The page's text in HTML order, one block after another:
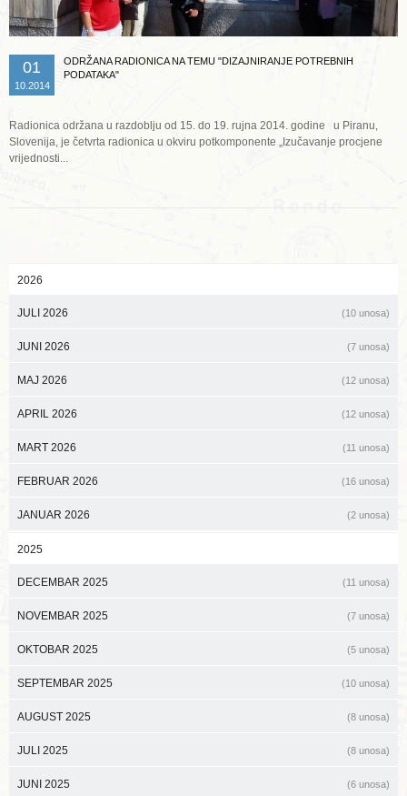
01
10.2014
ODRŽANA RADIONICA NA TEMU "DIZAJNIRANJE POTREBNIH
PODATAKA"
Radionica održana u razdoblju od 15. do 19. rujna 2014. godine u Piranu,
Slovenija, je četvrta radionica u okviru potkomponente „Izučavanje procjene
vrijednosti...
2026
JULI 2026 (10 unosa)
JUNI 2026 (7 unosa)
MAJ 2026 (12 unosa)
APRIL 2026 (12 unosa)
MART 2026 (11 unosa)
FEBRUAR 2026 (16 unosa)
JANUAR 2026 (2 unosa)
2025
DECEMBAR 2025 (11 unosa)
NOVEMBAR 2025 (7 unosa)
OKTOBAR 2025 (5 unosa)
SEPTEMBAR 2025 (10 unosa)
AUGUST 2025 (8 unosa)
JULI 2025 (8 unosa)
JUNI 2025 (6 unosa)